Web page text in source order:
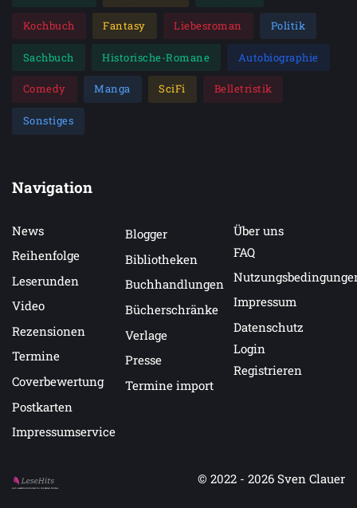
Kochbuch Fantasy Liebesroman Politik
Sachbuch Historische-Romane Autobiographie
Comedy Manga SciFi Belletristik
Sonstiges
Navigation
News
Reihenfolge
Leserunden
Video
Rezensionen
Termine
Coverbewertung
Postkarten
Impressumservice
Blogger
Bibliotheken
Buchhandlungen
Bücherschränke
Verlage
Presse
Termine import
Über uns
FAQ
Impressum
Datenschutz
Login
Registrieren
Auf LeseHits.de findest Du die besten Bücher.
© 2022 - 2026 Sven Clauer